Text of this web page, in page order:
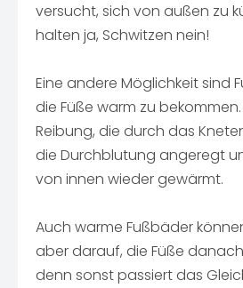
versucht, sich von außen zu
halten ja, Schwitzen nein!
Eine andere Möglichkeit sind
die Füße warm zu
Reibung, die durch das
die Durchblutung angeregt
von innen wieder gewärmt.
Auch warme Fußbäder
aber darauf, die Füße
denn sonst passiert das